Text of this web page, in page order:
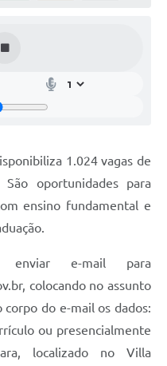
Civil (OSC)
1.024 vagas de
oportunidades para
ensino fundamental e
enviar e-mail para
, colocando no assunto
do e-mail os dados:
ou presencialmente
localizado no Villa